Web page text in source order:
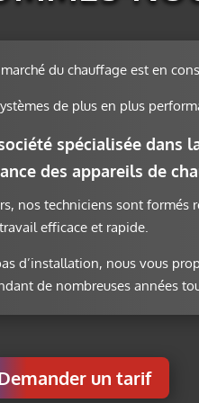
du chauffage est en
de plus en plus
spécialisée dans
des appareils de
nos techniciens sont formés
travail efficace et rapide.
d’installation, nous vous
de nombreuses années
un tarif